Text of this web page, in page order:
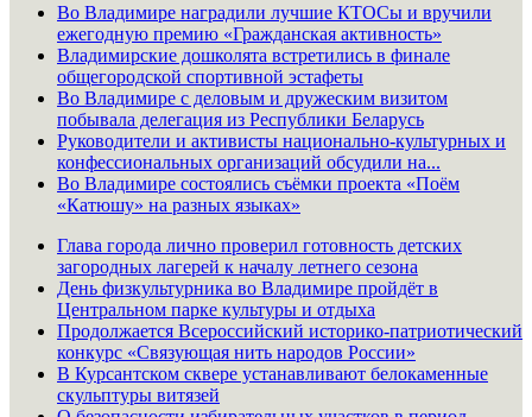
Во Владимире наградили лучшие КТОСы и вручили
ежегодную премию «Гражданская активность»
Владимирские дошколята встретились в финале
общегородской спортивной эстафеты
Во Владимире с деловым и дружеским визитом
побывала делегация из Республики Беларусь
Руководители и активисты национально-культурных и
конфессиональных организаций обсудили на...
Во Владимире состоялись съёмки проекта «Поём
«Катюшу» на разных языках»
Глава города лично проверил готовность детских
загородных лагерей к началу летнего сезона
День физкультурника во Владимире пройдёт в
Центральном парке культуры и отдыха
Продолжается Всероссийский историко-патриотический
конкурс «Связующая нить народов России»
В Курсантском сквере устанавливают белокаменные
скульптуры витязей